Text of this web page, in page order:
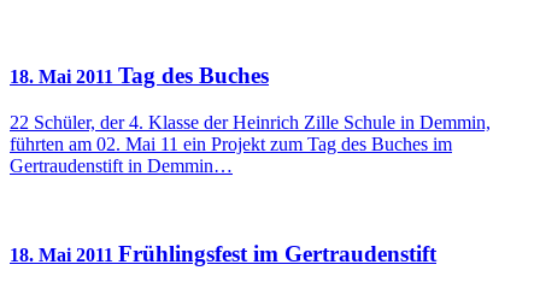
18. Mai 2011 Tag des Buches
22 Schüler, der 4. Klasse der Heinrich Zille Schule in Demmin,
führten am 02. Mai 11 ein Projekt zum Tag des Buches im
Gertraudenstift in Demmin…
18. Mai 2011 Frühlingsfest im Gertraudenstift